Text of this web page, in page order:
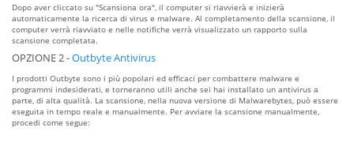
Dopo aver cliccato su "Scansiona ora", il computer si riavvierà e inizierà
automaticamente la ricerca di virus e malware. Al completamento della scansione, il
computer verrà riavviato e nelle notifiche verrà visualizzato un rapporto sulla
scansione completata.
OPZIONE 2 -Outbyte Antivirus
I prodotti Outbyte sono i più popolari ed efficaci per combattere malware e
programmi indesiderati, e torneranno utili anche sei hai installato un antivirus a
parte, di alta qualità. La scansione, nella nuova versione di Malwarebytes, può essere
eseguita in tempo reale e manualmente. Per avviare la scansione manualmente,
procedi come segue: